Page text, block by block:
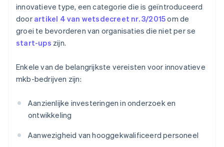
innovatieve type, een categorie die is geïntroduceerd
door artikel 4 van wetsdecreet nr. 3/2015om de
groei te bevorderen van organisaties die niet per se
start-ups zijn.
Enkele van de belangrijkste vereisten voor innovatieve
mkb-bedrijven zijn:
Aanzienlijke investeringen in onderzoek en
ontwikkeling
Aanwezigheid van hooggekwalificeerd personeel